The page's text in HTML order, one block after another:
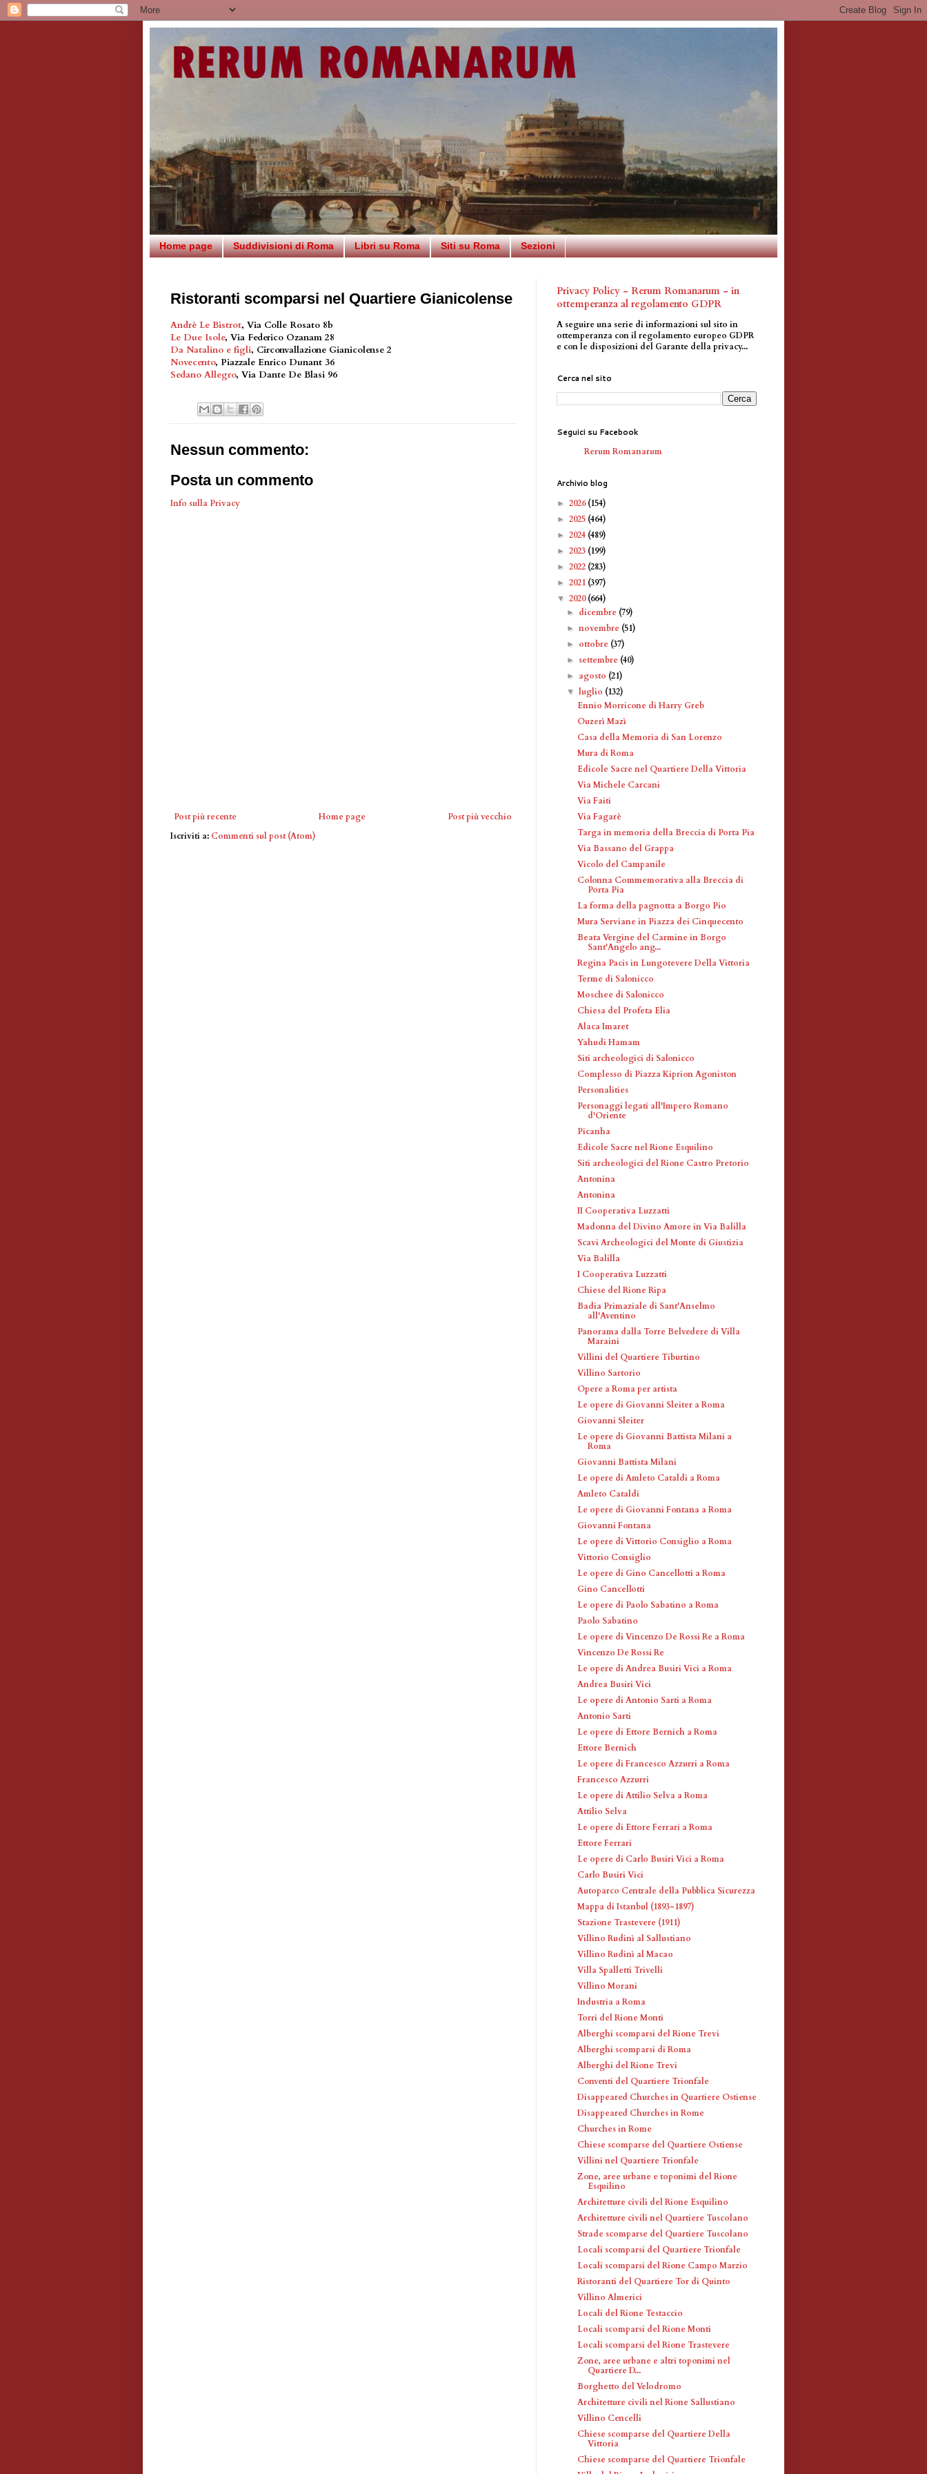
Home page Suddivisioni di Roma Libri su Roma Siti su Roma Sezioni
Ristoranti scomparsi nel Quartiere Gianicolense
Andrè Le Bistrot, Via Colle Rosato 8b
Le Due Isole, Via Federico Ozanam 28
Da Natalino e figli, Circonvallazione Gianicolense 2
Novecento, Piazzale Enrico Dunant 36
Sedano Allegro, Via Dante De Blasi 96
Nessun commento:
Posta un commento
Info sulla Privacy
Post più recente Post più vecchio
Home page
Iscriviti a: Commenti sul post (Atom)
Privacy Policy - Rerum Romanarum - in
ottemperanza al regolamento GDPR
A seguire una serie di informazioni sul sito in
ottemperanza con il regolamento europeo GDPR
e con le disposizioni del Garante della privacy...
Cerca nel sito
Seguici su Facebook
Rerum Romanarum
Archivio blog
► 2026(154)
► 2025 (464)
► 2024 (489)
► 2023 (199)
► 2022 (283)
► 2021 (397)
▼ 2020(664)
► dicembre (79)
►novembre (51)
► ottobre (37)
► settembre (40)
► agosto (21)
▼luglio (132)
Ennio Morricone di Harry Greb
Ouzerì Mazì
Casa della Memoria di San Lorenzo
Mura di Roma
Edicole Sacre nel Quartiere Della Vittoria
Via Michele Carcani
Via Faiti
Via Fagarè
Targa in memoria della Breccia di Porta Pia
Via Bassano del Grappa
Vicolo del Campanile
Colonna Commemorativa alla Breccia di
Porta Pia
La forma della pagnotta a Borgo Pio
Mura Serviane in Piazza dei Cinquecento
Beata Vergine del Carmine in Borgo
Sant'Angelo ang...
Regina Pacis in Lungotevere Della Vittoria
Terme di Salonicco
Moschee di Salonicco
Chiesa del Profeta Elia
Alaca Imaret
Yahudi Hamam
Siti archeologici di Salonicco
Complesso di Piazza Kiprion Agoniston
Personalities
Personaggi legati all'Impero Romano
d'Oriente
Picanha
Edicole Sacre nel Rione Esquilino
Siti archeologici del Rione Castro Pretorio
Antonina
Antonina
II Cooperativa Luzzatti
Madonna del Divino Amore in Via Balilla
Scavi Archeologici del Monte di Giustizia
Via Balilla
I Cooperativa Luzzatti
Chiese del Rione Ripa
Badia Primaziale di Sant'Anselmo
all'Aventino
Panorama dalla Torre Belvedere di Villa
Maraini
Villini del Quartiere Tiburtino
Villino Sartorio
Opere a Roma per artista
Le opere di Giovanni Sleiter a Roma
Giovanni Sleiter
Le opere di Giovanni Battista Milani a
Roma
Giovanni Battista Milani
Le opere di Amleto Cataldi a Roma
Amleto Cataldi
Le opere di Giovanni Fontana a Roma
Giovanni Fontana
Le opere di Vittorio Consiglio a Roma
Vittorio Consiglio
Le opere di Gino Cancellotti a Roma
Gino Cancellotti
Le opere di Paolo Sabatino a Roma
Paolo Sabatino
Le opere di Vincenzo De Rossi Re a Roma
Vincenzo De Rossi Re
Le opere di Andrea Busiri Vici a Roma
Andrea Busiri Vici
Le opere di Antonio Sarti a Roma
Antonio Sarti
Le opere di Ettore Bernich a Roma
Ettore Bernich
Le opere di Francesco Azzurri a Roma
Francesco Azzurri
Le opere di Attilio Selva a Roma
Attilio Selva
Le opere di Ettore Ferrari a Roma
Ettore Ferrari
Le opere di Carlo Busiri Vici a Roma
Carlo Busiri Vici
Autoparco Centrale della Pubblica Sicurezza
Mappa di Istanbul (1893-1897)
Stazione Trastevere (1911)
Villino Rudinì al Sallustiano
Villino Rudinì al Macao
Villa Spalletti Trivelli
Villino Morani
Industria a Roma
Torri del Rione Monti
Alberghi scomparsi del Rione Trevi
Alberghi scomparsi di Roma
Alberghi del Rione Trevi
Conventi del Quartiere Trionfale
Disappeared Churches in Quartiere Ostiense
Disappeared Churches in Rome
Churches in Rome
Chiese scomparse del Quartiere Ostiense
Villini nel Quartiere Trionfale
Zone, aree urbane e toponimi del Rione
Esquilino
Architetture civili del Rione Esquilino
Architetture civili nel Quartiere Tuscolano
Strade scomparse del Quartiere Tuscolano
Locali scomparsi del Quartiere Trionfale
Locali scomparsi del Rione Campo Marzio
Ristoranti del Quartiere Tor di Quinto
Villino Almerici
Locali del Rione Testaccio
Locali scomparsi del Rione Monti
Locali scomparsi del Rione Trastevere
Zone, aree urbane e altri toponimi nel
Quartiere D...
Borghetto del Velodromo
Architetture civili nel Rione Sallustiano
Villino Cencelli
Chiese scomparse del Quartiere Della
Vittoria
Chiese scomparse del Quartiere Trionfale